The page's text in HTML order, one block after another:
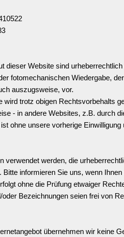
dieser Website sind
fotomechanischen Wiedergabe,
auszugsweise, vor.
trotz obigen Rechtsvorbehalts
- in andere Websites, z.B. durch
ohne unsere vorherige Einwilligung
verwendet werden, die
informieren Sie uns, wenn
ohne die Prüfung etwaiger
Bezeichnungen seien frei von
übernehmen wir keine